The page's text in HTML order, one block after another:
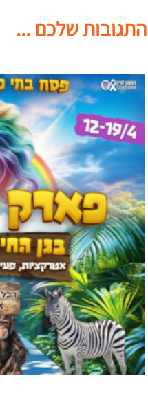
התגובות שלכם ...